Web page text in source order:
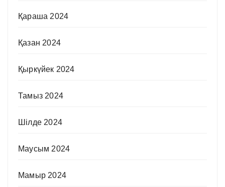
Қараша 2024
Қазан 2024
Қыркүйек 2024
Тамыз 2024
Шілде 2024
Маусым 2024
Мамыр 2024